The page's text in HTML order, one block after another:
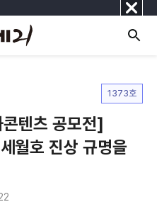
닫
기
1373호
텐츠 공모전]
월호 진상 규명을